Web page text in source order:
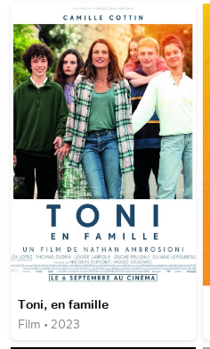
Toni, en famille
Film • 2023